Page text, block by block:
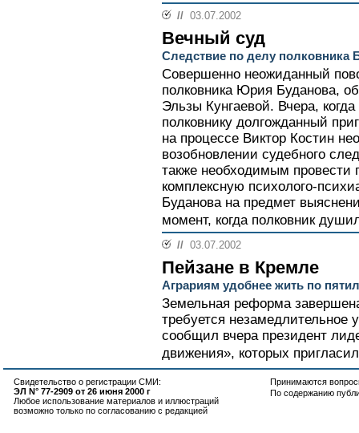
// 03.07.2002
Вечный суд
Следствие по делу полковника
Совершенно неожиданный
полковника Юрия Буданова,
Эльзы Кунгаевой. Вчера,
полковнику долгожданный
на процессе Виктор Костин
возобновлении судебного
также необходимым провести
комплексную психолого-
Буданова на предмет
момент, когда полковник
// 03.07.2002
Пейзане в Кремле
Аграриям удобнее жить по
Земельная реформа
требуется
сообщил вчера президент
движения», которых
Свидетельство о регистрации СМИ:
ЭЛ N° 77-2909 от 26 июня 2000 г
Любое использование материалов и иллюстраций
возможно только по согласованию с редакцией
Принимаются
По содержанию